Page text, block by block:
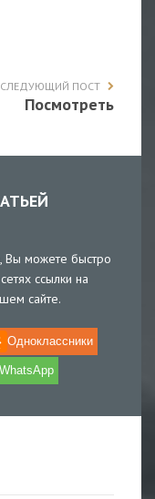
СЛЕДУЮЩИЙ ПОСТ
Посмотреть
Вы можете быстро
ссылки на
сайте.
Одноклассники
WhatsApp